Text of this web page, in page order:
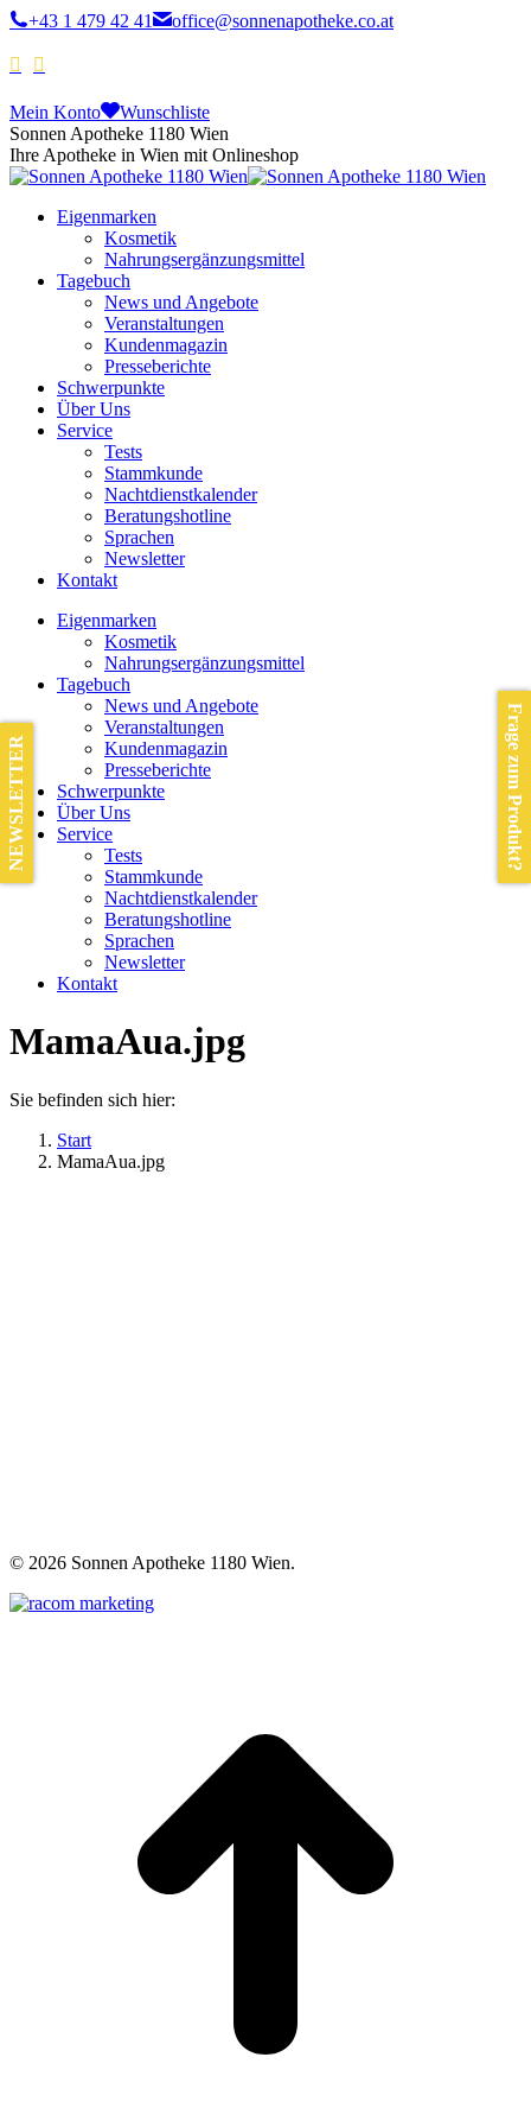
+43 1 479 42 41 office@sonnenapotheke.co.at
Mein Konto
Wunschliste
Sonnen Apotheke 1180 Wien
Ihre Apotheke in Wien mit Onlineshop
Eigenmarken
Kosmetik
Nahrungsergänzungsmittel
Tagebuch
News und Angebote
Veranstaltungen
Kundenmagazin
Presseberichte
Schwerpunkte
Über Uns
Service
Tests
Stammkunde
Nachtdienstkalender
Beratungshotline
Sprachen
Newsletter
Kontakt
Eigenmarken
Kosmetik
Nahrungsergänzungsmittel
Tagebuch
News und Angebote
Veranstaltungen
Kundenmagazin
Presseberichte
Schwerpunkte
Über Uns
Service
Tests
Stammkunde
Nachtdienstkalender
Beratungshotline
Sprachen
Newsletter
Kontakt
MamaAua.jpg
Sie befinden sich hier:
Start
MamaAua.jpg
© 2026 Sonnen Apotheke 1180 Wien.
Frage zum Produkt?
NEWSLETTER